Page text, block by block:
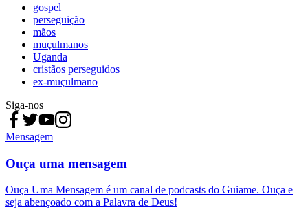
gospel
perseguição
mãos
muçulmanos
Uganda
cristãos perseguidos
ex-muçulmano
Siga-nos
Mensagem
Ouça uma mensagem
Ouça Uma Mensagem é um canal de podcasts do Guiame. Ouça e
seja abençoado com a Palavra de Deus!